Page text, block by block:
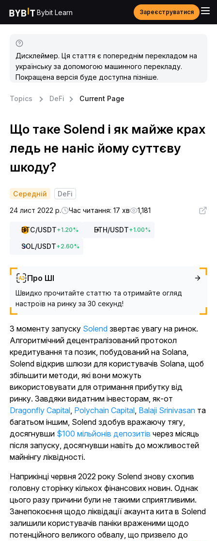
Bybit Learn Зареєструватися
Дисклеймер. Ця стаття є попереднім перекладом на
українську за допомогою машинного перекладу.
Покращена версія буде доступна пізніше.
Topics DeFi Current Page
Що таке Solend і як майже крах
ледь не наніс йому суттєву
шкоду?
Середній
DeFi
24 лист 2022 р.
Час читання: 17 хв 1,181
BTC/USDT+1.20% ETH/USDT+1.00%
SOL/USDT+2.60%
Про ШІ
Швидко прочитайте статтю та отримайте огляд
настроїв на ринку за 30 секунд!
З моменту запуску Solend звертає увагу на ринок.
Алгоритмічний децентралізований протокол
кредитування та позик, побудований на Solana,
Solend відкрив шлюзи для користувачів Solana, щоб
збільшити методи, які вони можуть
використовувати для отримання прибутку від
ринку. Завдяки видатним інвесторам, як-от
Dragonfly Capital, Polychain Capital, Balaji Srinivasan та
багатьом іншим, Solend здобув вражаючу тягу,
досягнувши $100 мільйонів депозитів через місяць
після запуску, досягнувши навіть до можливостей
майнінгу ліквідності.
Наприкінці червня 2022 року Solend знову схопив
головну сторінку кількох фінансових новин. Однак
цього разу причини були не такими сприятливими.
Занепокоєння щодо ліквідації акаунта кита в Solend
залишили користувачів паніки враженими щодо
потенційного великого обвалу, що призвело до